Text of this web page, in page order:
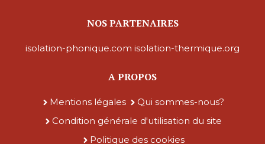
NOS PARTENAIRES
isolation-phonique.com isolation-thermique.org
A PROPOS
Mentions légales
Qui sommes-nous?
Condition générale d'utilisation du site
Politique des cookies